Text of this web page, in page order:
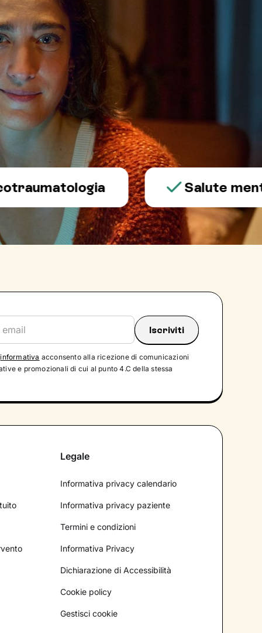
Salute mentale
informativa acconsento alla ricezione di comunicazioni
e promozionali di cui al punto 4.C della stessa
Legale
Informativa privacy calendario
Informativa privacy paziente
Termini e condizioni
Informativa Privacy
Dichiarazione di Accessibilità
Cookie policy
Gestisci cookie